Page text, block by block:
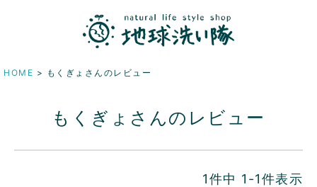
HOME もくぎょさんのレビュー
もくぎょさんのレビュー
1件中 1 -1件表示